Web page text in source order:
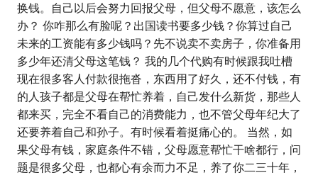
换钱。自己以后会努力回报父母，但父母不愿意，该怎么
办？ 你咋那么有脸呢？出国读书要多少钱？你算过自己
未来的工资能有多少钱吗？先不说卖不卖房子，你准备用
多少年还清父母这笔钱？ 我的几个代购有时候跟我吐槽
现在很多客人付款很拖沓，东西用了好久，还不付钱，有
的人孩子都是父母在帮忙养着，自己发什么新货，那些人
都来买，完全不看自己的消费能力，也不管父母年纪大了
还要养着自己和孙子。有时候看着挺痛心的。 当然，如
果父母有钱，家庭条件不错，父母愿意帮忙干啥都行，问
题是很多父母，也都心有余而力不足，养了你二三十年，